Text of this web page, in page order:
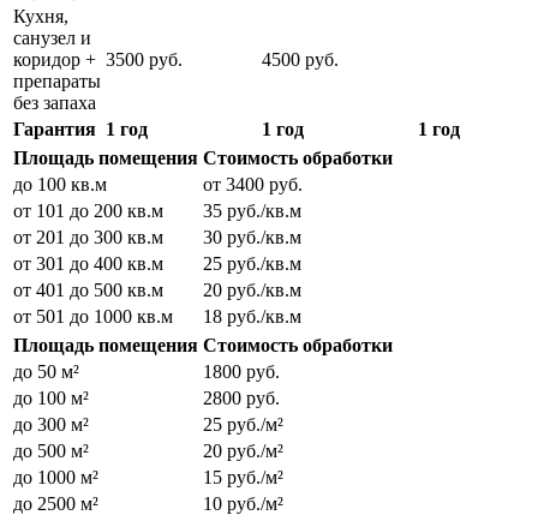
Кухня,
санузел и
коридор +
препараты
без запаха
3500 руб. 4500 руб.
Гарантия 1 год 1 год
1 год
Площадь помещения Стоимость обработки
до 100 кв.м
от 3400 руб.
от 101 до 200 кв.м
35 руб./кв.м
от 201 до 300 кв.м
30 руб./кв.м
от 301 до 400 кв.м
25 руб./кв.м
от 401 до 500 кв.м
20 руб./кв.м
от 501 до 1000 кв.м
18 руб./кв.м
Площадь помещения Стоимость обработки
до 50 м²
1800 руб.
до 100 м²
2800 руб.
до 300 м²
25 руб./м²
до 500 м²
20 руб./м²
до 1000 м²
15 руб./м²
до 2500 м²
10 руб./м²